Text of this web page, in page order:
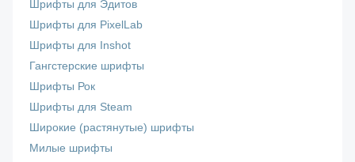
Шрифты для Эдитов
Шрифты для PixelLab
Шрифты для Inshot
Гангстерские шрифты
Шрифты Рок
Шрифты для Steam
Широкие (растянутые) шрифты
Милые шрифты